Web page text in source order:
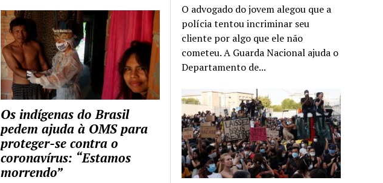
O advogado do jovem alegou que a
polícia tentou incriminar seu
cliente por algo que ele não
cometeu. A Guarda Nacional ajuda o
Departamento de...
Os indígenas do Brasil
pedem ajuda à OMS para
proteger-se contra o
coronavírus: “Estamos
morrendo”